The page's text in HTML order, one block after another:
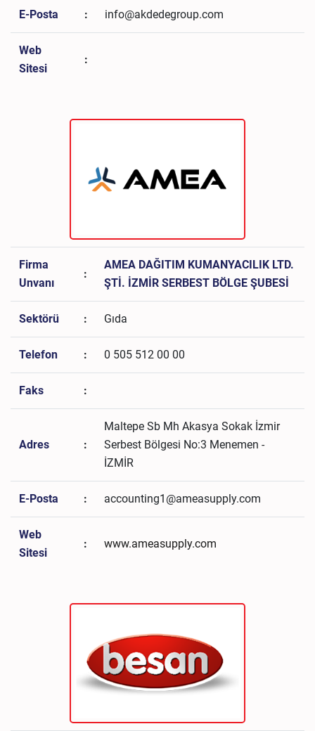
E-Posta : info@akdedegroup.com
Web
Sitesi
:
Firma
Unvanı
:
AMEA DAĞITIM KUMANYACILIK LTD.
ŞTİ. İZMİR SERBEST BÖLGE ŞUBESİ
Sektörü : Gıda
Telefon : 0 505 512 00 00
Faks :
Adres :
Maltepe Sb Mh Akasya Sokak İzmir
Serbest Bölgesi No:3 Menemen -
İZMİR
E-Posta : accounting1@ameasupply.com
Web
Sitesi
: www.ameasupply.com